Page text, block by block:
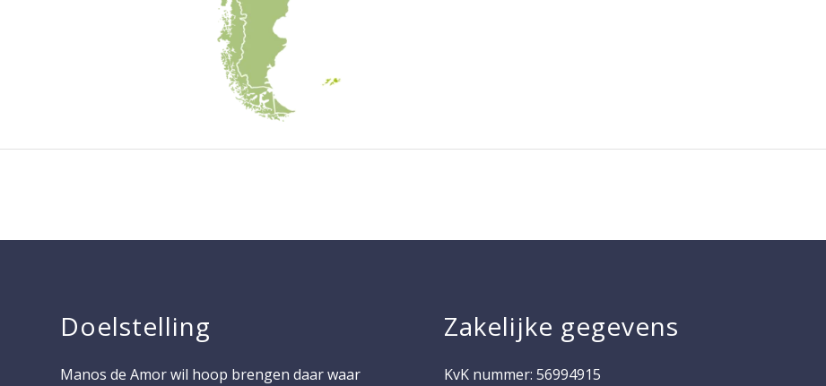
Doelstelling
Manos de Amor wil hoop brengen daar waar
Zakelijke gegevens
KvK nummer: 56994915